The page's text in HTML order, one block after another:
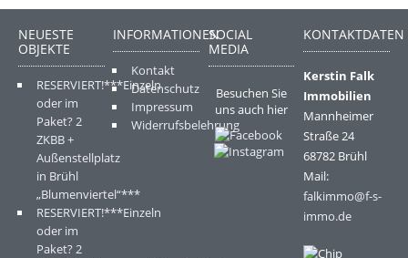
NEUESTE
OBJEKTE
RESERVIERT!***Einzeln
oder im
Paket? 2
ZKBB +
Außenstellplatz
in Brühl
„Blumenviertel“***
RESERVIERT!***Einzeln
oder im
Paket? 2
INFORMATIONEN
Kontakt
Datenschutz
Impressum
Widerrufsbelehrung
SOCIAL
MEDIA
Besuchen Sie
uns auch hier
KONTAKTDATEN
Kerstin Falk
Immobilien
Mannheimer
Straße 24
68782 Brühl
Mail:
falkimmo@f-s-
immo.de